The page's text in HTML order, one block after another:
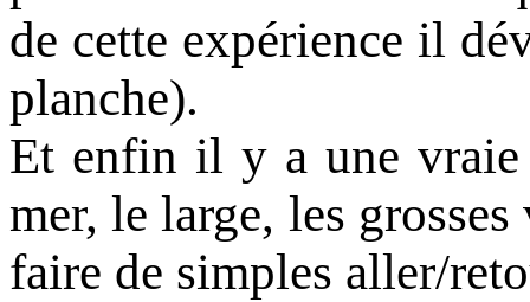
de cette expérience il
planche).
Et enfin il y a une
mer, le large, les
faire de simples aller/